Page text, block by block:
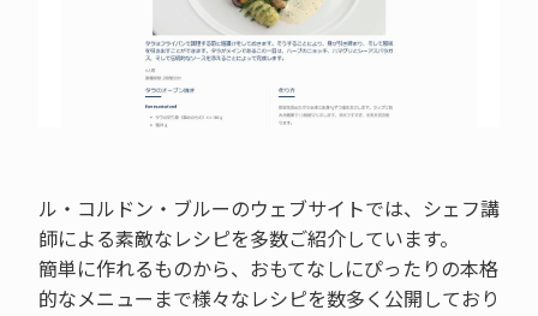
ル・コルドン・ブルーのウェブサイトでは、シェフ講
師による素敵なレシピを多数ご紹介しています。
簡単に作れるものから、おもてなしにぴったりの本格
的なメニューまで様々なレシピを数多く公開しており